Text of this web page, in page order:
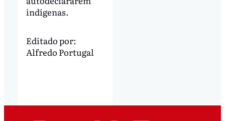
indígenas.
Editado por:
Alfredo Portugal